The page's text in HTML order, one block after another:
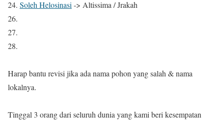
24. Soleh Helosinasi -> Altissima / Jrakah
26.
27.
28.
Harap bantu revisi jika ada nama pohon yang salah & nama
lokalnya.
Tinggal 3 orang dari seluruh dunia yang kami beri kesempatan